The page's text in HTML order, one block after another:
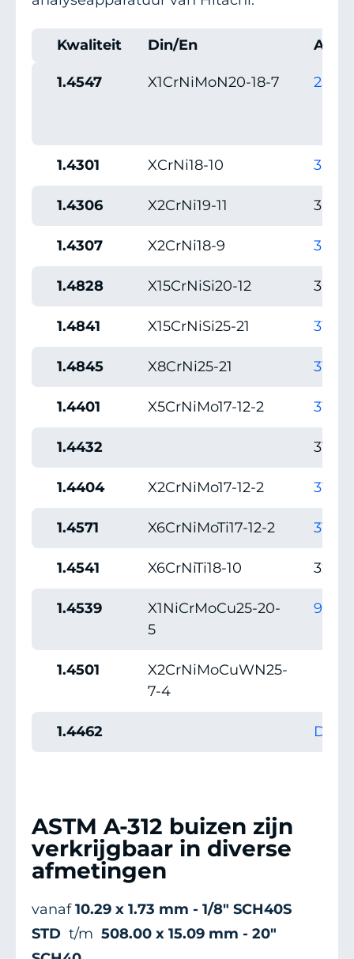
Kwaliteit Din/En AISI
1.4547 X1CrNiMoN20-18-7
1.4301 XCrNi18-10 304
1.4306 X2CrNi19-11 304L
1.4307 X2CrNi18-9 304L
1.4828 X15CrNiSi20-12 309
1.4841 X15CrNiSi25-21 310-
1.4845 X8CrNi25-21 310S
1.4401 X5CrNiMo17-12-2 316
1.4432 316L
1.4404 X2CrNiMo17-12-2 316L
1.4571 X6CrNiMoTi17-12-2 316TI
1.4541 X6CrNiTi18-10 321
1.4539
X1NiCrMoCu25-20-
5
904L
1.4501
X2CrNiMoCuWN25-
7-4
1.4462
ASTM A-312 buizen zijn
verkrijgbaar in diverse
afmetingen
vanaf10.29 x 1.73 mm - 1/8" SCH40S
STD t/m 508.00 x 15.09 mm - 20"